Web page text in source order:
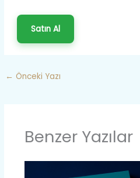
Satın Al
← Önceki Yazı
Benzer Yazılar